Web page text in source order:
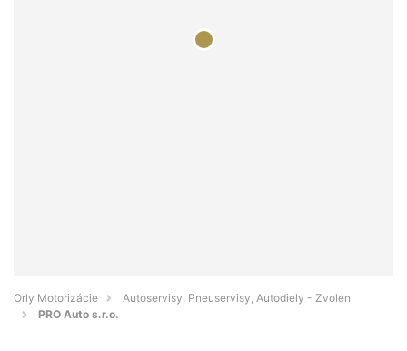
Orly Motorizácie
Autoservisy, Pneuservisy, Autodiely - Zvolen
PRO Auto s.r.o.